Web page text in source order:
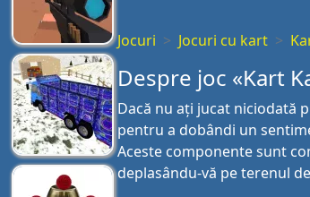
Jocuri Jocuri cu kart
Despre joc «Kart
Dacă nu ați jucat niciodată
pentru a dobândi un
Aceste componente sunt
deplasându-vă pe terenul